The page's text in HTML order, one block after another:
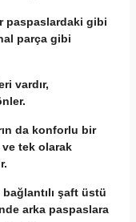
paspaslardaki gibi
parça gibi
vardır,
da konforlu bir
tek olarak
şaft üstü
arka paspaslara